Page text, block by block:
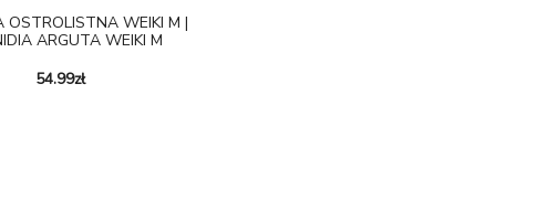
OSTROLISTNA WEIKI M |
ARGUTA WEIKI M
54.99zł